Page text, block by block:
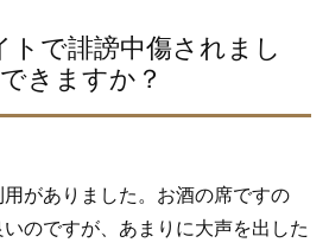
トで誹謗中傷されまし
きますか？
がありました。お酒の席ですの
のですが、あまりに大声を出した